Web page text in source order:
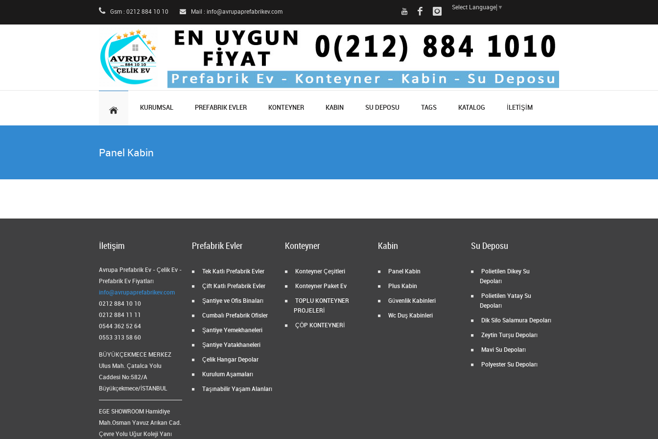
Gsm : 0212 884 10 10 Mail : info@avrupaprefabrikev.com
Select Language ▼
KURUMSAL PREFABRIK EVLER KONTEYNER KABIN SU DEPOSU TAGS KATALOG İLETİŞİM
Panel Kabin
İletişim
Avrupa Prefabrik Ev - Çelik Ev -
Prefabrik Ev Fiyatları
info@avrupaprefabrikev.com
0212 884 10 10
0212 884 11 11
0544 362 52 64
0553 313 58 60
BÜYÜKÇEKMECE MERKEZ
Ulus Mah. Çatalca Yolu
Caddesi No:582/A
Büyükçekmece/İSTANBUL
EGE SHOWROOM Hamidiye
Mah.Osman Yavuz Arıkan Cad.
Çevre Yolu Uğur Koleji Yanı
Prefabrik Evler
Tek Katlı Prefabrik Evler
Çift Katlı Prefabrik Evler
Şantiye ve Ofis Binaları
Cumbalı Prefabrik Ofisler
Şantiye Yemekhaneleri
Şantiye Yatakhaneleri
Çelik Hangar Depolar
Kurulum Aşamaları
Taşınabilir Yaşam Alanları
Konteyner
Konteyner Çeşitleri
Konteyner Paket Ev
TOPLU KONTEYNER
PROJELERİ
ÇÖP KONTEYNERİ
Kabin
Panel Kabin
Plus Kabin
Güvenlik Kabinleri
Wc Duş Kabinleri
Su Deposu
Polietilen Dikey Su
Depoları
Polietilen Yatay Su
Depoları
Dik Silo Salamura Depoları
Zeytin Turşu Depoları
Mavi Su Depoları
Polyester Su Depoları